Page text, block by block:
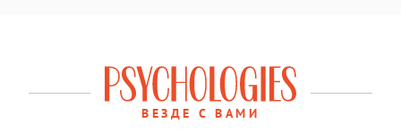
ВЕЗДЕ С ВАМИ